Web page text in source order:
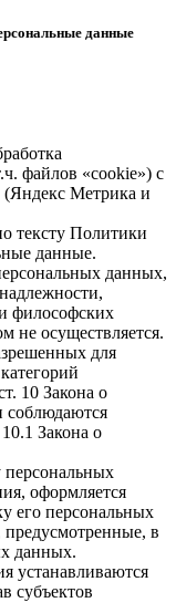
данные
файлов «cookie») с
(Яндекс Метрика и
тексту Политики
данные.
данных,
философских
не осуществляется.
для
10 Закона о
соблюдаются
Закона о
персональных
оформляется
его персональных
в
данных.
устанавливаются
субъектов